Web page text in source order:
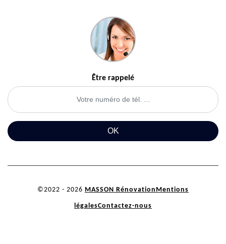
Être rappelé
©2022 - 2026 MASSON Rénovation Mentions
légalesContactez-nous